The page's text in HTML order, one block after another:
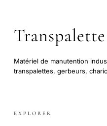
Matériel de manutention
transpalettes, gerbeurs,
EXPLORER